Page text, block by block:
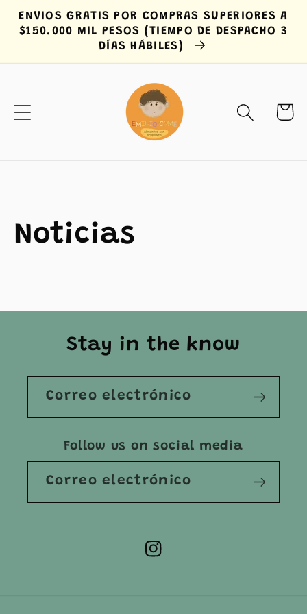
directamente
al contenido
ENVIOS GRATIS POR COMPRAS SUPERIORES A
$150.000 MIL PESOS (TIEMPO DE DESPACHO 3
DÍAS HÁBILES)
Carrito
Noticias
Stay in the know
Correo electrónico
Follow us on social media
Correo electrónico
Instagram